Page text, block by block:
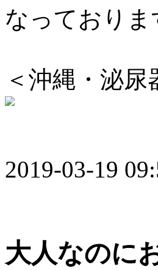
なっており
＜沖縄・泌
2019-03-19
大人なのに